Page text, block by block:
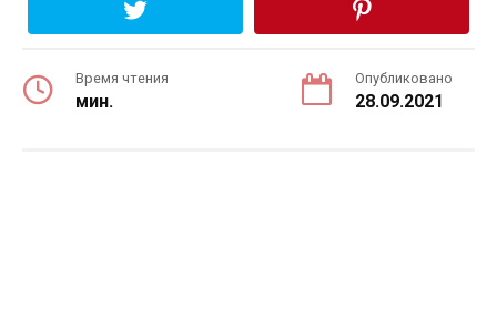
Время чтения
мин.
Опубликовано
28.09.2021